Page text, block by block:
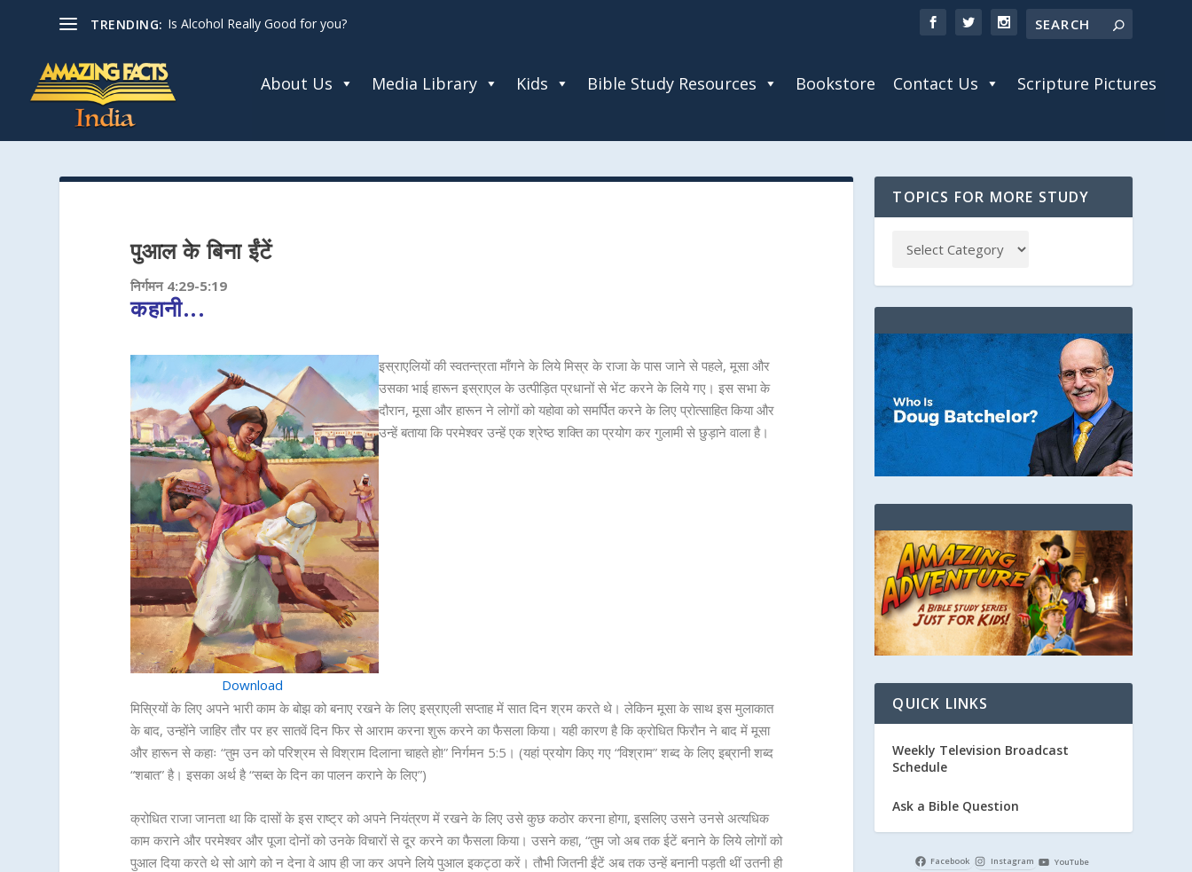
TRENDING: The God Who Dwells Among Us
About Us Media Library Kids Bible Study Resources Bookstore Contact Us Scripture Pictures
पुआल के बिना ईंटें
निर्गमन 4:29-5:19
कहानी...
Download
इस्राएलियों की स्वतन्त्रता माँगने के लिये मिस्र के राजा के पास जाने से पहले, मूसा और
उसका भाई हारून इस्राएल के उत्पीड़ित प्रधानों से भेंट करने के लिये गए। इस सभा के
दौरान, मूसा और हारून ने लोगों को यहोवा को समर्पित करने के लिए प्रोत्साहित किया और
उन्हें बताया कि परमेश्वर उन्हें एक श्रेष्ठ शक्ति का प्रयोग कर गुलामी से छुड़ाने वाला है।
मिस्रियों के लिए अपने भारी काम के बोझ को बनाए रखने के लिए इस्राएली सप्ताह में सात दिन श्रम करते थे। लेकिन मूसा के साथ इस मुलाकात
के बाद, उन्होंने जाहिर तौर पर हर सातवें दिन फिर से आराम करना शुरू करने का फैसला किया। यही कारण है कि क्रोधित फिरौन ने बाद में मूसा
और हारून से कहाः “तुम उन को परिश्रम से विश्राम दिलाना चाहते हो!” निर्गमन 5:5। (यहां प्रयोग किए गए “विश्राम” शब्द के लिए इब्रानी शब्द
“शबात” है। इसका अर्थ है “सब्त के दिन का पालन कराने के लिए”)
क्रोधित राजा जानता था कि दासों के इस राष्ट्र को अपने नियंत्रण में रखने के लिए उसे कुछ कठोर करना होगा, इसलिए उसने उनसे अत्यधिक
काम कराने और परमेश्वर और पूजा दोनों को उनके विचारों से दूर करने का फैसला किया। उसने कहा, “तुम जो अब तक ईटें बनाने के लिये लोगों को
पुआल दिया करते थे सो आगे को न देना वे आप ही जा कर अपने लिये पुआल इकट्ठा करें। तौभी जितनी ईंटें अब तक उन्हें बनानी पड़ती थीं उतनी ही
TOPICS FOR MORE STUDY
QUICK LINKS
Weekly Television Broadcast
Schedule
Ask a Bible Question
Facebook Instagram YouTube